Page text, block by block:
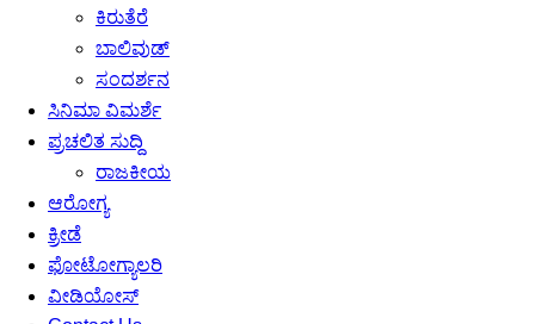
ಕಿರುತೆರೆ
ಬಾಲಿವುಡ್
ಸಂದರ್ಶನ
ಸಿನಿಮಾ ವಿಮರ್ಶೆ
ಪ್ರಚಲಿತ ಸುದ್ದಿ
ರಾಜಕೀಯ
ಆರೋಗ್ಯ
ಕ್ರೀಡೆ
ಫೋಟೋಗ್ಯಾಲರಿ
ವೀಡಿಯೋಸ್